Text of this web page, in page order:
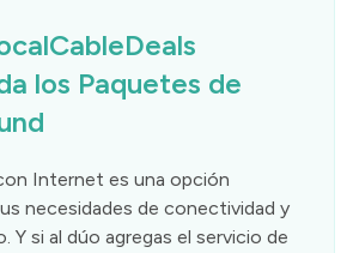
los Paquetes de
Internet es una opción
necesidades de conectividad y
Y si al dúo agregas el servicio de